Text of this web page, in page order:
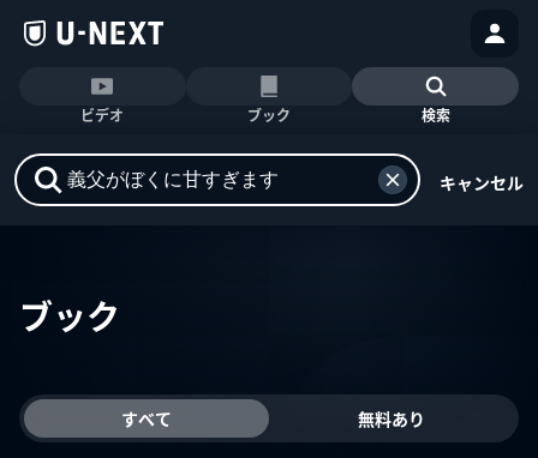
ビデオ ブック 検索
キャンセル
ブック
すべて 無料あり